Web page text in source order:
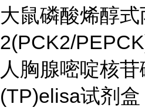
大鼠磷酸烯醇
2(PCK2/
人胸腺嘧啶核
(TP)elisa试剂盒